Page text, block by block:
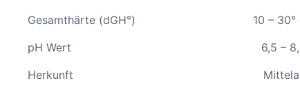
Gesamthärte (dGH°) 10 – 30°
pH Wert 6,5 – 8,5 (optimal
Herkunft Mittelamerika/